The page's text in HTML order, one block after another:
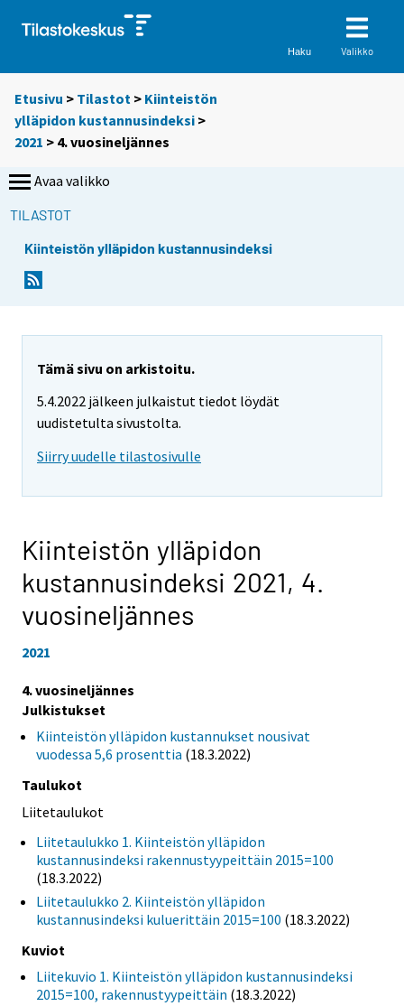
Haku Valikko
Etusivu > Tilastot > Kiinteistön
ylläpidon kustannusindeksi >
2021 > 4. vuosineljännes
Avaa valikko
TILASTOT
Kiinteistön ylläpidon kustannusindeksi
Tämä sivu on arkistoitu.
5.4.2022 jälkeen julkaistut tiedot löydät
uudistetulta sivustolta.
Siirry uudelle tilastosivulle
Kiinteistön ylläpidon
kustannusindeksi 2021, 4.
vuosineljännes
2021
4. vuosineljännes
Julkistukset
Kiinteistön ylläpidon kustannukset nousivat
vuodessa 5,6 prosenttia (18.3.2022)
Taulukot
Liitetaulukot
Liitetaulukko 1. Kiinteistön ylläpidon
kustannusindeksi rakennustyypeittäin 2015=100
(18.3.2022)
Liitetaulukko 2. Kiinteistön ylläpidon
kustannusindeksi kuluerittäin 2015=100 (18.3.2022)
Kuviot
Liitekuvio 1. Kiinteistön ylläpidon kustannusindeksi
2015=100, rakennustyypeittäin (18.3.2022)